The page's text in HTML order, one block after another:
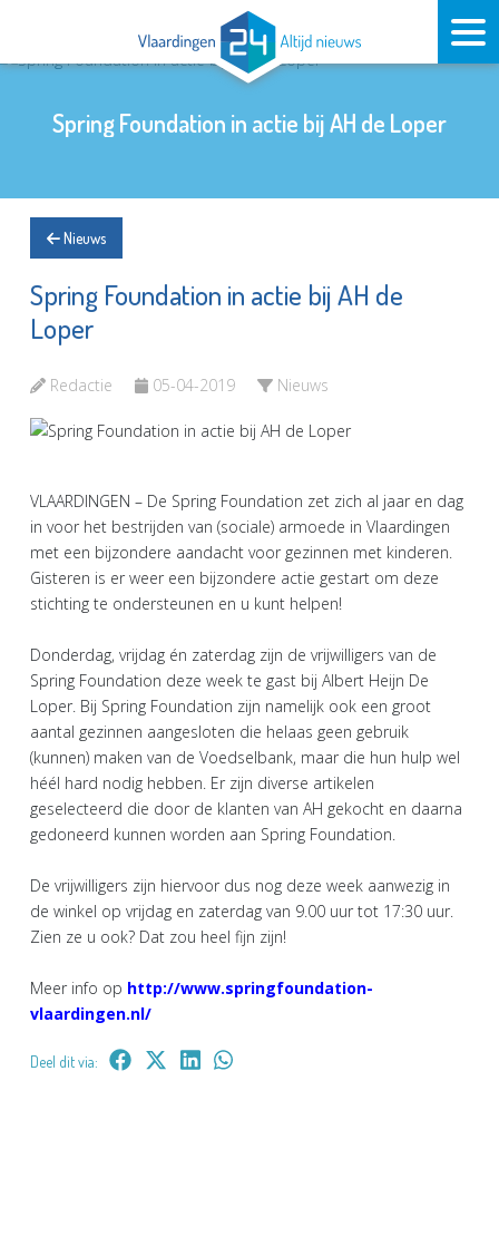
Spring Foundation in actie bij AH de Loper
Nieuws
Spring Foundation in actie bij AH de
Loper
Redactie 05-04-2019 Nieuws
VLAARDINGEN – De Spring Foundation zet zich al jaar en dag
in voor het bestrijden van (sociale) armoede in Vlaardingen
met een bijzondere aandacht voor gezinnen met kinderen.
Gisteren is er weer een bijzondere actie gestart om deze
stichting te ondersteunen en u kunt helpen!
Donderdag, vrijdag én zaterdag zijn de vrijwilligers van de
Spring Foundation deze week te gast bij Albert Heijn De
Loper. Bij Spring Foundation zijn namelijk ook een groot
aantal gezinnen aangesloten die helaas geen gebruik
(kunnen) maken van de Voedselbank, maar die hun hulp wel
héél hard nodig hebben. Er zijn diverse artikelen
geselecteerd die door de klanten van AH gekocht en daarna
gedoneerd kunnen worden aan Spring Foundation.
De vrijwilligers zijn hiervoor dus nog deze week aanwezig in
de winkel op vrijdag en zaterdag van 9.00 uur tot 17:30 uur.
Zien ze u ook? Dat zou heel fijn zijn!
Meer info op http://www.springfoundation-
vlaardingen.nl/
Deel dit via: